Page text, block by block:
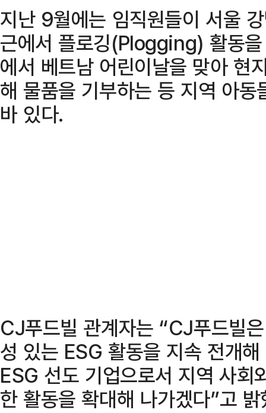
지난 9월에는 임직원들이 서울
근에서 플로깅(Plogging) 활동
에서 베트남 어린이날을 맞아 현
해 물품을 기부하는 등 지역 아
바 있다.
CJ푸드빌 관계자는 “CJ푸드빌
성 있는 ESG 활동을 지속 전개
ESG 선도 기업으로서 지역 사회
한 활동을 확대해 나가겠다”고